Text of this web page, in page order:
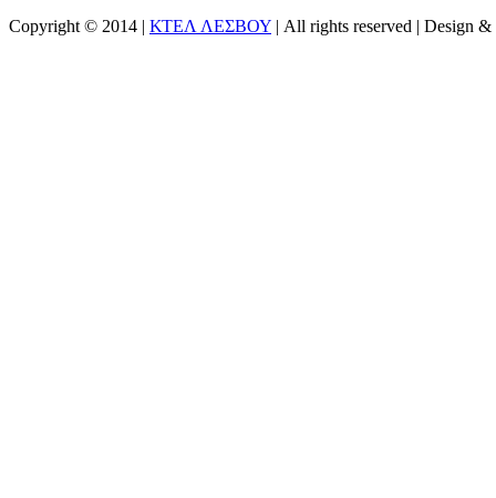
Copyright © 2014 | ΚΤΕΛ ΛΕΣΒΟΥ | All rights reserved | Design &